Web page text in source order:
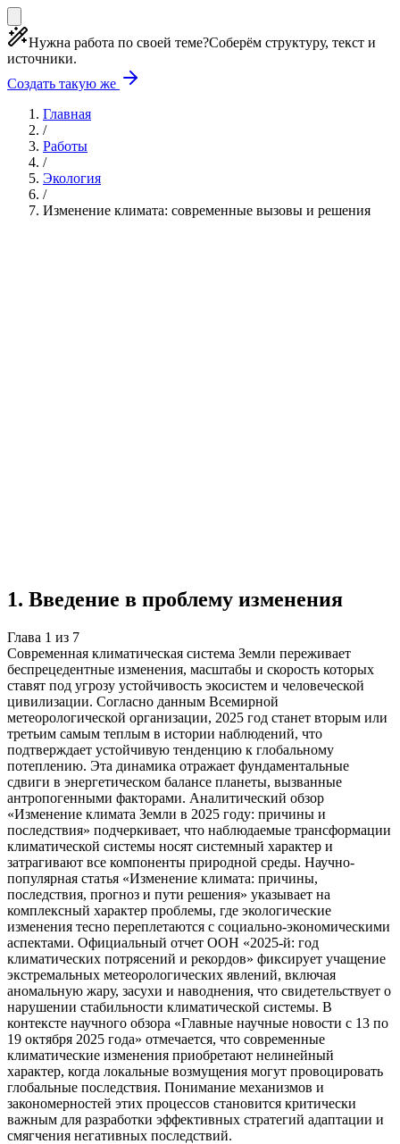
Нужна работа по своей теме?Соберём структуру, текст и
источники.
Создать такую же
Главная
/
Работы
/
Экология
/
Изменение климата: современные вызовы и решения
1. Введение в проблему изменения
Глава 1 из 7
Современная климатическая система Земли переживает
беспрецедентные изменения, масштабы и скорость которых
ставят под угрозу устойчивость экосистем и человеческой
цивилизации. Согласно данным Всемирной
метеорологической организации, 2025 год станет вторым или
третьим самым теплым в истории наблюдений, что
подтверждает устойчивую тенденцию к глобальному
потеплению. Эта динамика отражает фундаментальные
сдвиги в энергетическом балансе планеты, вызванные
антропогенными факторами. Аналитический обзор
«Изменение климата Земли в 2025 году: причины и
последствия» подчеркивает, что наблюдаемые трансформации
климатической системы носят системный характер и
затрагивают все компоненты природной среды. Научно-
популярная статья «Изменение климата: причины,
последствия, прогноз и пути решения» указывает на
комплексный характер проблемы, где экологические
изменения тесно переплетаются с социально-экономическими
аспектами. Официальный отчет ООН «2025-й: год
климатических потрясений и рекордов» фиксирует учащение
экстремальных метеорологических явлений, включая
аномальную жару, засухи и наводнения, что свидетельствует о
нарушении стабильности климатической системы. В
контексте научного обзора «Главные научные новости с 13 по
19 октября 2025 года» отмечается, что современные
климатические изменения приобретают нелинейный
характер, когда локальные возмущения могут провоцировать
глобальные последствия. Понимание механизмов и
закономерностей этих процессов становится критически
важным для разработки эффективных стратегий адаптации и
смягчения негативных последствий.